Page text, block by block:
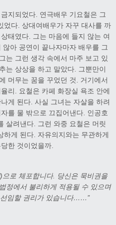
지되었다. 연극배우 기요철은 그
었다. 상대여배우가 자꾸 대사를 까
태였다. 그는 마음에 들지 않는 여
아 공연이 끝나자마자 배우를 그
는 그런 생각 속에서 마주 보고 있
는 상상을 하고 말았다. 그뿐만이
머무는 꿈을 꾸었던 것. 거기에서
리. 요철은 카페 화장실 욕조 안에
게 된다. 사실 그녀는 자살을 하려
를 물 밖으로 끄집어낸다. 인공호
살려낸다. 그런 와중 요철은 머릿
하게 된다. 자유의지와는 무관하게
한 것이었을까.
) 으로 체포합니다. 당신은 묵비권을
정에서 불리하게 적용될 수 있으며
임할 권리가 있습니다……”